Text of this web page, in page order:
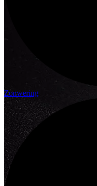
Zonwering